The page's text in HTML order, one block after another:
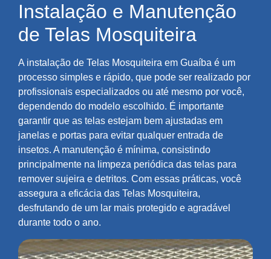
Instalação e Manutenção
de Telas Mosquiteira
A instalação de Telas Mosquiteira em Guaíba é um
processo simples e rápido, que pode ser realizado por
profissionais especializados ou até mesmo por você,
dependendo do modelo escolhido. É importante
garantir que as telas estejam bem ajustadas em
janelas e portas para evitar qualquer entrada de
insetos. A manutenção é mínima, consistindo
principalmente na limpeza periódica das telas para
remover sujeira e detritos. Com essas práticas, você
assegura a eficácia das Telas Mosquiteira,
desfrutando de um lar mais protegido e agradável
durante todo o ano.